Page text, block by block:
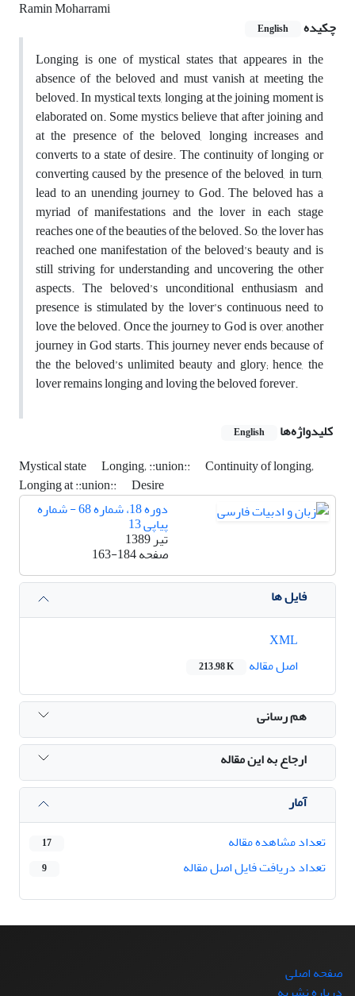
Ramin Moharrami
چکیده
English
Longing is one of mystical states that appeares in the
absence of the beloved and must vanish at meeting the
beloved. In mystical texts, longing at the joining moment is
elaborated on. Some mystics believe that after joining and
at the presence of the beloved, longing increases and
converts to a state of desire. The continuity of longing or
converting caused by the presence of the beloved, in turn,
lead to an unending journey to God. The beloved has a
myriad of manifestations and the lover in each stage
reaches one of the beauties of the beloved. So, the lover has
reached one manifestation of the beloved’s beauty and is
still striving for understanding and uncovering the other
aspects. The beloved’s unconditional enthusiasm and
presence is stimulated by the lover’s continuous need to
love the beloved. Once the journey to God is over, another
journey in God starts. This journey never ends because of
the the beloved’s unlimited beauty and glory; hence, the
lover remains longing and loving the beloved forever.
کلیدواژه‌ها
English
Mystical state Longing‚ ::union::
Continuity of longing‚
Longing at ::union::
Desire
دوره 18، شماره 68 - شماره
پیاپی 13
تیر 1389
صفحه163-184
فایل ها
اصل مقاله
213.98 K
هم رسانی
ارجاع به این مقاله
آمار
تعداد مشاهده مقاله
17
تعداد دریافت فایل اصل مقاله 9
صفحه اصلی